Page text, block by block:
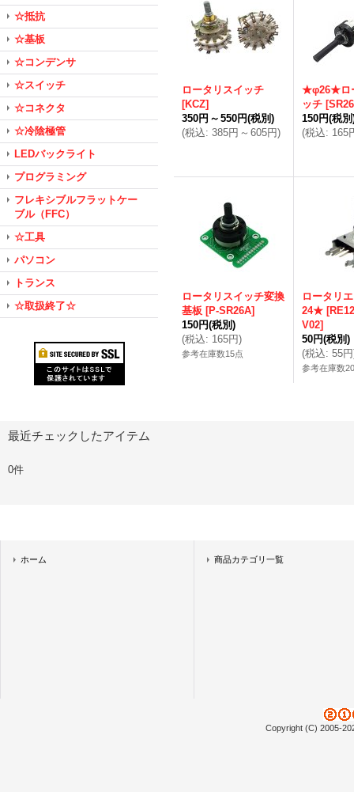
☆抵抗
☆基板
☆コンデンサ
☆スイッチ
☆コネクタ
☆冷陰極管
LEDバックライト
プログラミング
フレキシブルフラットケー
ブル（FFC）
☆工具
パソコン
トランス
☆取扱終了☆
ロータリスイッチ
[KCZ]
350円 ～ 550円(税別)
(税込: 385円 ～ 605円)
★φ26★ロ
ッチ [
150円(税別
(税込: 165
ロータリスイッチ変換
基板 [P-SR26A]
150円(税別)
(税込: 165円)
参考在庫数15点
ロータリ
24★ [
V02]
50円(税別)
(税込: 55円
参考在庫数
最近チェックしたアイテム
0件
ホーム 商品カテゴリ一覧
Copyright (C) 2005-